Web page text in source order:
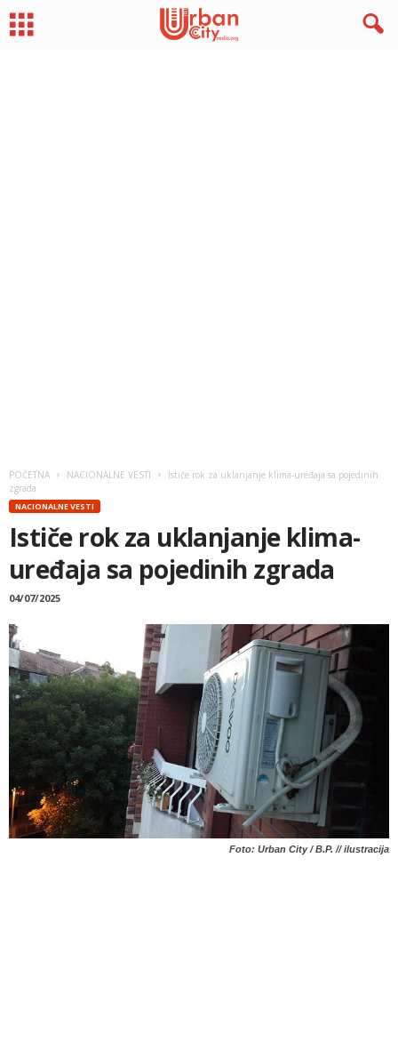
POČETNA NACIONALNE VESTI
Ističe rok za uklanjanje klima-uređaja sa pojedinih
zgrada
NACIONALNE VESTI
Ističe rok za uklanjanje klima-
uređaja sa pojedinih zgrada
04/07/2025
Foto: Urban City / B.P. // ilustracija